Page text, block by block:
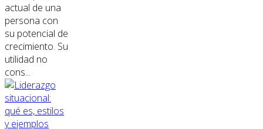
actual de una
persona con
su potencial de
crecimiento. Su
utilidad no
cons...